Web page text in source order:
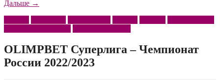
Дальше «Пресс-
матча
«Таганрог
–
→
OLIMPBET Суперлига – Чемпионат
России 2022/2023